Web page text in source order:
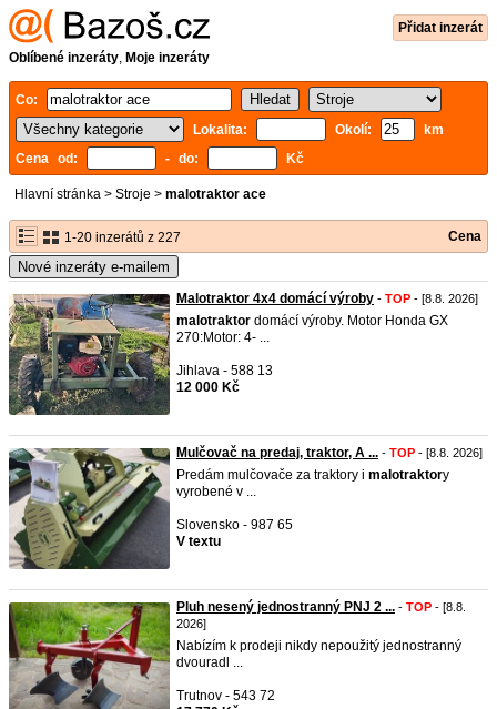
Přidat inzerát
Oblíbené inzeráty, Moje inzeráty
Co:
Lokalita:
Okolí:
km
Cena od:
- do: Kč
Hlavní stránka > Stroje > malotraktor ace
1-20 inzerátů z 227 Cena
Nové inzeráty e-mailem
Malotraktor 4x4 domácí výroby - TOP - [8.8. 2026]
malotraktor domácí výroby. Motor Honda GX
270:Motor: 4- ...
Jihlava - 588 13
12 000 Kč
Mulčovač na predaj, traktor, A ... - TOP - [8.8. 2026]
Predám mulčovače za traktory i malotraktory
vyrobené v ...
Slovensko - 987 65
V textu
Pluh nesený jednostranný PNJ 2 ... - TOP - [8.8.
2026]
Nabízím k prodeji nikdy nepoužitý jednostranný
dvouradl ...
Trutnov - 543 72